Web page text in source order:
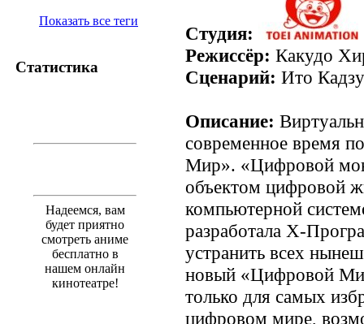
Показать все теги
Статистика
Надеемся, вам
будет приятно
смотреть аниме
бесплатно в
нашем онлайн
кинотеатре!
Студия:
Режиссёр: Какудо
Сценарий: Ито
Описание:
современное время
Мир». «Цифровой
объектом цифровой
компьютерной
разработала X-
устранить всех
новый «Цифровой
только для самых
цифровом мире,